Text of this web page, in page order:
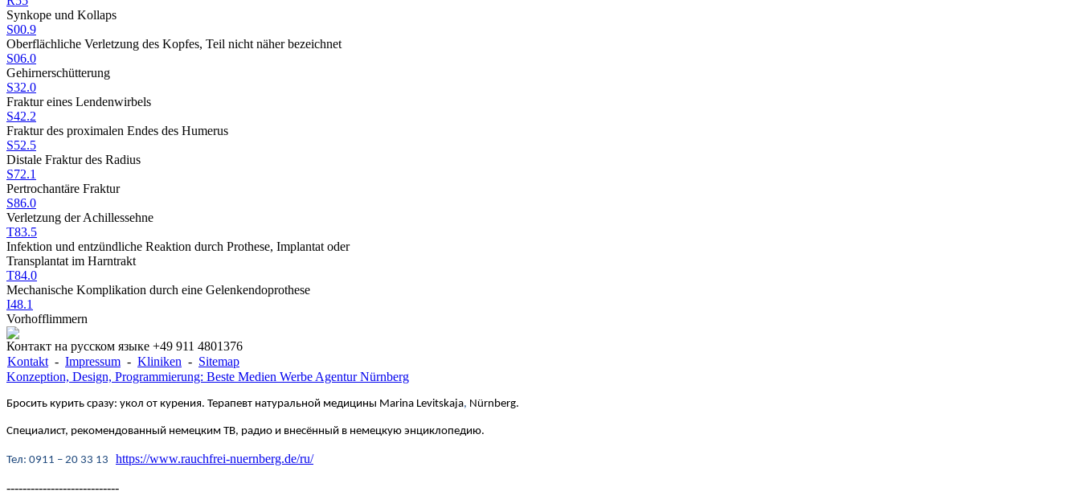
Synkope und Kollaps
S00.9
Oberflächliche Verletzung des Kopfes, Teil nicht näher bezeichnet
S06.0
Gehirnerschütterung
S32.0
Fraktur eines Lendenwirbels
S42.2
Fraktur des proximalen Endes des Humerus
S52.5
Distale Fraktur des Radius
S72.1
Pertrochantäre Fraktur
S86.0
Verletzung der Achillessehne
T83.5
Infektion und entzündliche Reaktion durch Prothese, Implantat oder
Transplantat im Harntrakt
T84.0
Mechanische Komplikation durch eine Gelenkendoprothese
I48.1
Vorhofflimmern
Контакт на русском языке +49 911 4801376
Kontakt - Impressum - Kliniken - Sitemap
Konzeption, Design, Programmierung: Beste Medien Werbe Agentur Nürnberg
Бросить курить сразу: укол от курения. Терапевт натуральной медицины Marina Levitskaja, Nürnberg.
Специалист, рекомендованный немецким ТВ, радио и внесённый в немецкую энциклопедию.
Teл: 0911 – 20 33 13 https://www.rauchfrei-nuernberg.de/ru/
----------------------------